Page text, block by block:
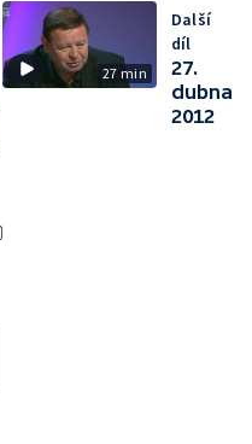
27 min
Další
díl
27.
dubna
2012